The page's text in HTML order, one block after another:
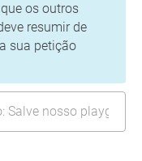
os outros
resumir de
sua petição